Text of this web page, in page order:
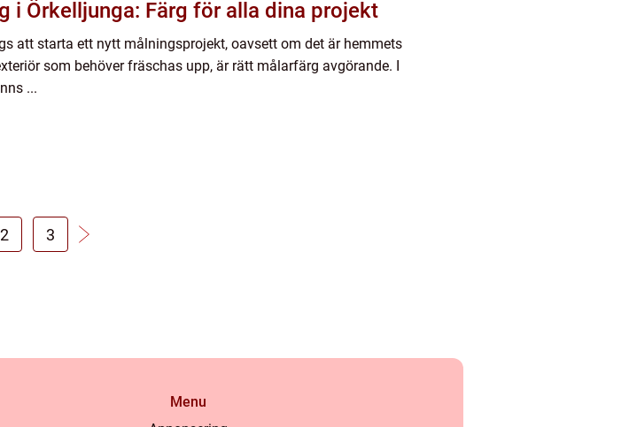
i Örkelljunga: Färg för alla dina projekt
att starta ett nytt målningsprojekt, oavsett om det är hemmets
som behöver fräschas upp, är rätt målarfärg avgörande. I
...
2 3
Menu